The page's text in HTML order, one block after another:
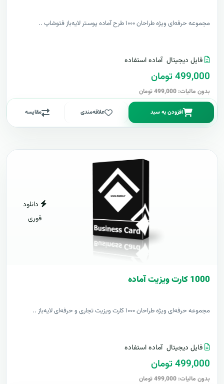
مجموعه حرفه‌ای ویژه طراحان ۱۰۰۰ طرح آماده پوستر لایه‌باز فتوشاپ ..
فایل دیجیتال آماده استفاده
499,000 تومان
بدون مالیات: 499,000 تومان
افزودن به سبد علاقه‌مندی مقایسه
دانلود
فوری
1000 کارت ويزيت آماده
مجموعه حرفه‌ای ویژه طراحان ۱۰۰۰ کارت ویزیت تجاری و حرفه‌ای لایه‌باز ..
فایل دیجیتال آماده استفاده
499,000 تومان
بدون مالیات: 499,000 تومان